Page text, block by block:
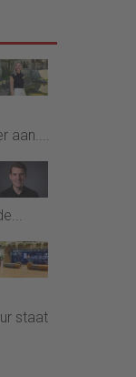
aan....
staat